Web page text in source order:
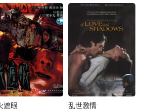
遮眼 乱世激情